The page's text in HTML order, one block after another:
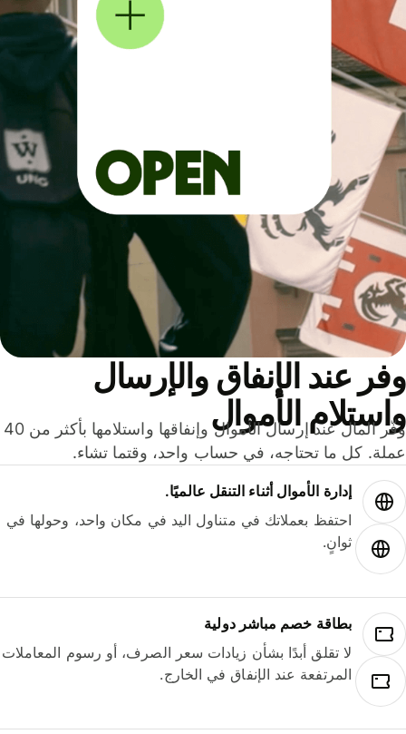
عند الإنفاق والإرسال
الأموال
وفّر المال عند إرسال الأموال وإنفاقها واستلامها بأكثر من 40
كل ما تحتاجه، في حساب واحد، وقتما تشاء.
إدارة الأموال أثناء التنقل عالميًا.
احتفظ بعملاتك في متناول اليد في مكان واحد، وحولها في
ثوانٍ.
بطاقة خصم مباشر دولية
لا تقلق أبدًا بشأن زيادات سعر الصرف، أو رسوم المعاملات
المرتفعة عند الإنفاق في الخارج.